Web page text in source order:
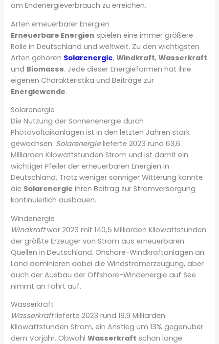
am Endenergieverbrauch zu erreichen.
Arten erneuerbarer Energien
Erneuerbare Energien spielen eine immer größere
Rolle in Deutschland und weltweit. Zu den wichtigsten
Arten gehören Solarenergie,Windkraft,Wasserkraft
und Biomasse. Jede dieser Energieformen hat ihre
eigenen Charakteristika und Beiträge zur
Energiewende.
Solarenergie
Die Nutzung der Sonnenenergie durch
Photovoltaikanlagen ist in den letzten Jahren stark
gewachsen. Solarenergielieferte 2023 rund 63,6
Milliarden Kilowattstunden Strom und ist damit ein
wichtiger Pfeiler der erneuerbaren Energien in
Deutschland. Trotz weniger sonniger Witterung konnte
die Solarenergie ihren Beitrag zur Stromversorgung
kontinuierlich ausbauen.
Windenergie
Windkraftwar 2023 mit 140,5 Milliarden Kilowattstunden
der größte Erzeuger von Strom aus erneuerbaren
Quellen in Deutschland. Onshore-Windkraftanlagen an
Land dominieren dabei die Windstromerzeugung, aber
auch der Ausbau der Offshore-Windenergie auf See
nimmt an Fahrt auf.
Wasserkraft
Wasserkraftlieferte 2023 rund 19,9 Milliarden
Kilowattstunden Strom, ein Anstieg um 13% gegenüber
dem Vorjahr. ObwohlWasserkraft schon lange